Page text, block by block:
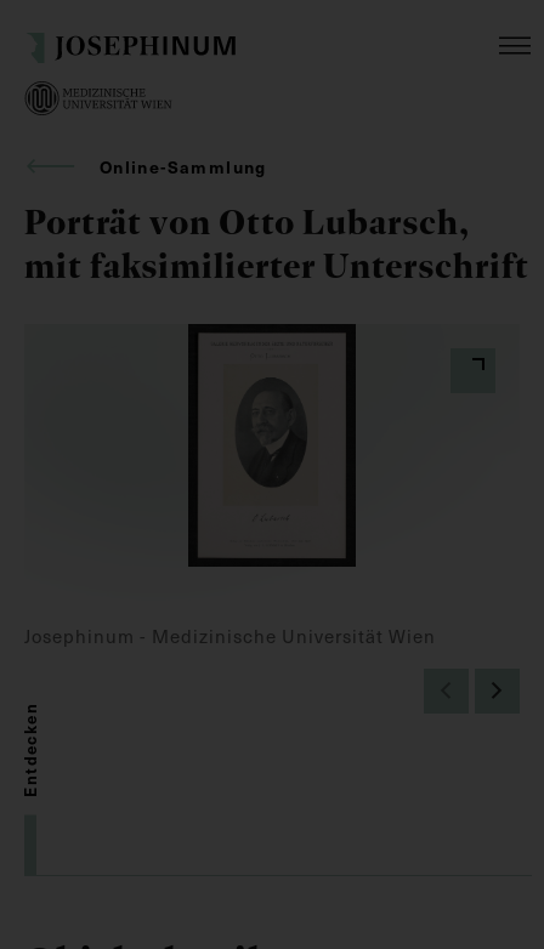
Online-Sammlung
Porträt von Otto Lubarsch,
mit faksimilierter Unterschrift
Josephinum - Medizinische Universität Wien
Entdecken